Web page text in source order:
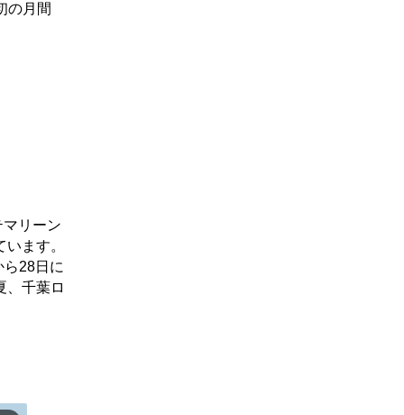
の月間
リーン
ます。
28日に
、千葉ロ